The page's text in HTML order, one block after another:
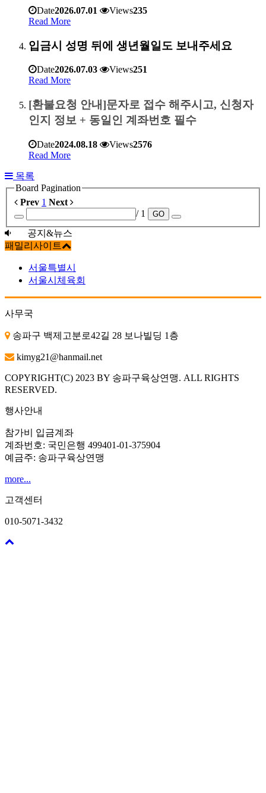
Date2026.07.01 Views235
Read More
입금시 성명 뒤에 생년월일도 보내주세요
Date2026.07.03 Views251
Read More
[환불요청 안내]문자로 접수 해주시고, 신청자
인지 정보 + 동일인 계좌번호 필수
Date2024.08.18 Views2576
Read More
목록
Board Pagination
Prev 1 Next
/ 1
GO
공지&뉴스
패밀리사이트
서울특별시
서울시체육회
사무국
송파구 백제고분로42길 28 보나빌딩 1층
kimyg21@hanmail.net
COPYRIGHT(C) 2023 BY 송파구육상연맹. ALL RIGHTS
RESERVED.
행사안내
참가비 입금계좌
계좌번호: 국민은행 499401-01-375904
예금주: 송파구육상연맹
more...
고객센터
010-5071-3432